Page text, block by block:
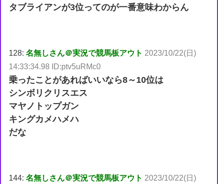
タブライアンが3位ってのが一番意味わからん
128:名無しさん＠実況で競馬板アウト 2023/10/22(日)
14:33:34.98 ID:ptv5uRMc0
乗ったことがあればいいなら8～10位は
シンボリクリスエス
マヤノトップガン
キングカメハメハ
だな
144:名無しさん＠実況で競馬板アウト 2023/10/22(日)